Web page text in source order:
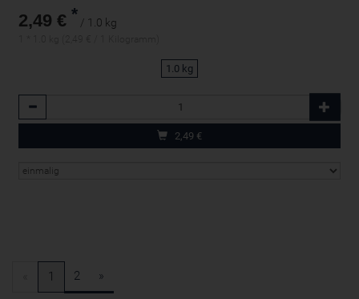
2,49 € * / 1.0 kg
1.0 kg
2,49 €
1 2 »